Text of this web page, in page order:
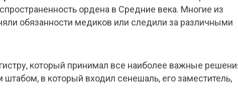
ордена в Средние века. Многие из
обязанности медиков или следили за различными
который принимал все наиболее важные
в который входил сенешаль, его заместитель,